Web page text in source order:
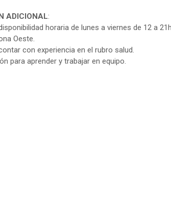
ADICIONAL:
horaria de lunes a viernes de 12 a
Oeste.
con experiencia en el rubro salud.
para aprender y trabajar en equipo.